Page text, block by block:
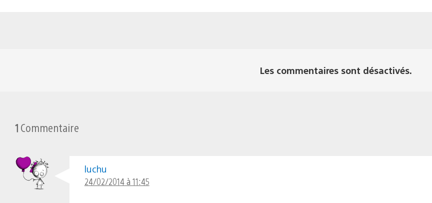
Les commentaires sont désactivés.
1 Commentaire
luchu
24/02/2014 à 11:45